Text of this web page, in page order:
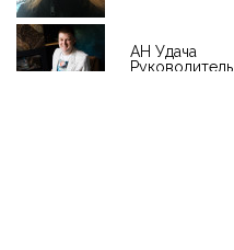
АН Удача
Руководитель